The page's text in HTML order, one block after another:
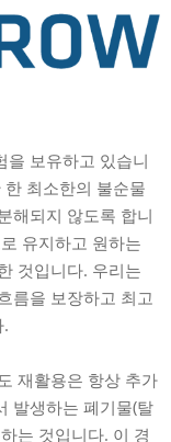
을 보유하고 있습니
최소한의 불순물
해되지 않도록 합니
유지하고 원하는
것입니다. 우리는
름을 보장하고 최고
재활용은 항상 추가
발생하는 폐기물(탈
는 것입니다. 이 경